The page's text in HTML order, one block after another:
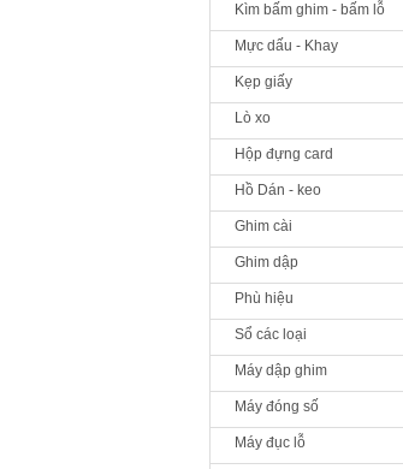
Kìm bấm ghim - bấm lỗ
Mực dấu - Khay
Kẹp giấy
Lò xo
Hộp đựng card
Hồ Dán - keo
Ghim cài
Ghim dập
Phù hiệu
Sổ các loại
Máy dập ghim
Máy đóng số
Máy đục lỗ